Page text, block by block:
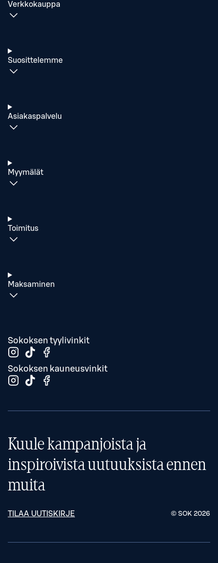
Verkkokauppa
Suosittelemme
Asiakaspalvelu
Myymälät
Toimitus
Maksaminen
Sokoksen tyylivinkit
Sokoksen kauneusvinkit
Kuule kampanjoista ja
inspiroivista uutuuksista ennen
muita
TILAA UUTISKIRJE © SOK 2026